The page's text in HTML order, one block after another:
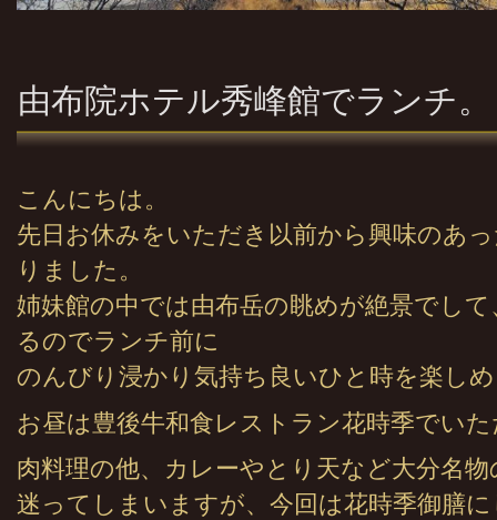
由布院ホテル秀峰館でランチ。
こんにちは。
先日お休みをいただき以前から興味のあ
りました。
姉妹館の中では由布岳の眺めが絶景でし
るのでランチ前に
のんびり浸かり気持ち良いひと時を楽し
お昼は豊後牛和食レストラン花時季でい
肉料理の他、カレーやとり天など大分名
迷ってしまいますが、今回は花時季御膳